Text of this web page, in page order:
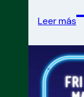
Leer más